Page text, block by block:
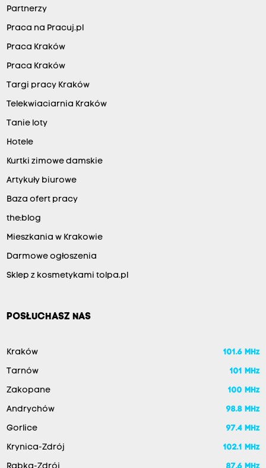
Partnerzy
Praca na Pracuj.pl
Praca Kraków
Praca Kraków
Targi pracy Kraków
Telekwiaciarnia Kraków
Tanie loty
Hotele
Kurtki zimowe damskie
Artykuły biurowe
Baza ofert pracy
the:blog
Mieszkania w Krakowie
Darmowe ogłoszenia
Sklep z kosmetykami tolpa.pl
POSŁUCHASZ NAS
Kraków 101.6 MHz
Tarnów 101 MHz
Zakopane 100 MHz
Andrychów 98.8 MHz
Gorlice 97.4 MHz
Krynica-Zdrój 102.1 MHz